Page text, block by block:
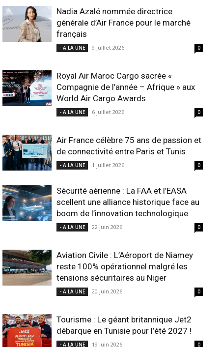
Nadia Azalé nommée directrice
générale d’Air France pour le marché
français
- A LA UNE 9 juillet 2026 0
Royal Air Maroc Cargo sacrée «
Compagnie de l’année – Afrique » aux
World Air Cargo Awards
- A LA UNE 6 juillet 2026 0
Air France célèbre 75 ans de passion et
de connectivité entre Paris et Tunis
- A LA UNE 1 juillet 2026 0
Sécurité aérienne : La FAA et l’EASA
scellent une alliance historique face au
boom de l’innovation technologique
- A LA UNE 22 juin 2026 0
Aviation Civile : L’Aéroport de Niamey
reste 100% opérationnel malgré les
tensions sécuritaires au Niger
- A LA UNE 20 juin 2026 0
Tourisme : Le géant britannique Jet2
débarque en Tunisie pour l’été 2027 !
- A LA UNE 19 juin 2026 0